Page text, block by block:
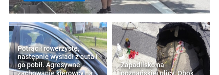
Potrącił rowerzystę,
następnie wysiadł z auta i
go pobił. Agresywne
zachowanie kierowcy na
Zapadlisko na
poznańskiej ulicy. Obok